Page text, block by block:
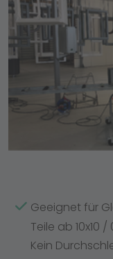
Geeignet für
Teile ab 10x10
Kein